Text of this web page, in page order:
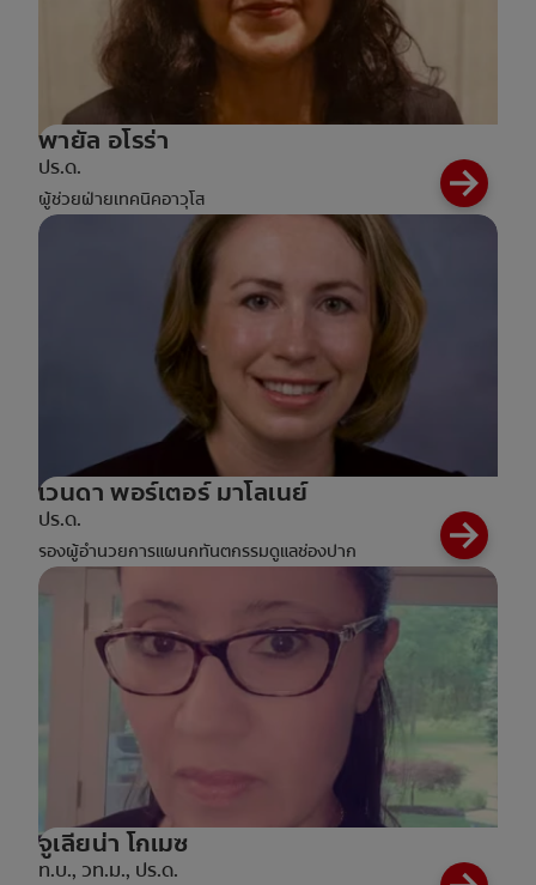
พายัล อโรร่า
ปร.ด.
ผู้ช่วยฝ่ายเทคนิคอาวุโส
เวนดา พอร์เตอร์ มาโลเนย์
ปร.ด.
รองผู้อำนวยการแผนกทันตกรรมดูแลช่องปาก
จูเลียน่า โกเมซ
ท.บ., วท.ม., ปร.ด.